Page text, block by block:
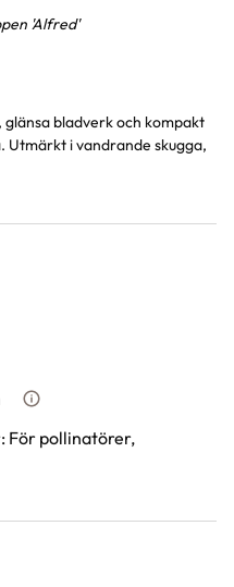
'Alfred'
bladverk och kompakt
Utmärkt i vandrande skugga,
Hur vi mäter leveranshöjd på
: För pollinatörer,